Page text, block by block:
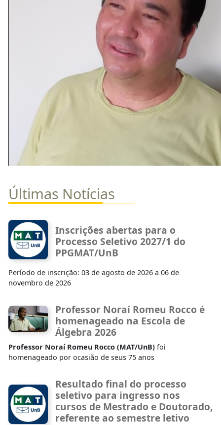
Últimas Notícias
Inscrições abertas para o
Processo Seletivo 2027/1 do
PPGMAT/UnB
Período de inscrição: 03 de agosto de 2026 a 06 de
novembro de 2026
Professor Noraí Romeu Rocco é
homenageado na Escola de
Álgebra 2026
Professor Noraí Romeu Rocco (MAT/UnB) foi
homenageado por ocasião de seus 75 anos
Resultado final do processo
seletivo para ingresso nos
cursos de Mestrado e Doutorado,
referente ao semestre letivo